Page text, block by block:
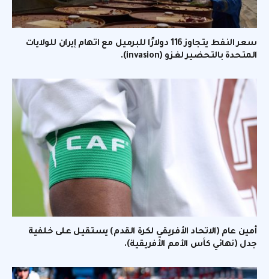
سعر النفط يتجاوز 116 دولارًا للبرميل مع اتهام إيران للولايات
المتحدة بالتحضير لغزو (invasion).
أمين عام (الاتحاد الأفريقي لكرة القدم) يستقيل على خلفية
جدل (نهائي كأس الأمم الأفريقية).